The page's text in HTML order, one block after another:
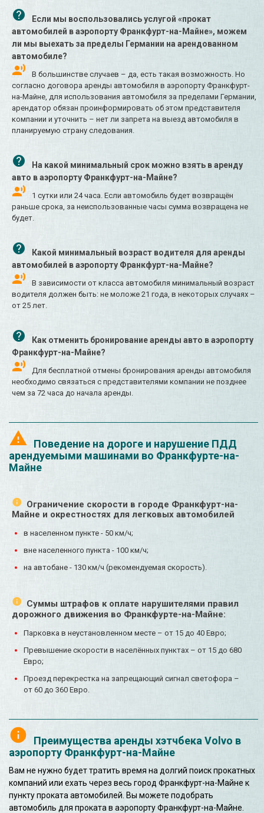
Если мы воспользовались услугой «прокат
автомобилей в аэропорту Франкфурт-на-Майне», можем
ли мы выехать за пределы Германии на арендованном
автомобиле?
В большинстве случаев – да, есть такая возможность. Но
согласно договора аренды автомобиля в аэропорту Франкфурт-
на-Майне, для использования автомобиля за пределами Германии,
арендатор обязан проинформировать об этом представителя
компании и уточнить – нет ли запрета на выезд автомобиля в
планируемую страну следования.
На какой минимальный срок можно взять в аренду
авто в аэропорту Франкфурт-на-Майне?
1 сутки или 24 часа. Если автомобиль будет возвращён
раньше срока, за неиспользованные часы сумма возвращена не
будет.
Какой минимальный возраст водителя для аренды
автомобилей в аэропорту Франкфурт-на-Майне?
В зависимости от класса автомобиля минимальный возраст
водителя должен быть: не моложе 21 года, в некоторых случаях –
от 25 лет.
Как отменить бронирование аренды авто в аэропорту
Франкфурт-на-Майне?
Для бесплатной отмены бронирования аренды автомобиля
необходимо связаться с представителями компании не позднее
чем за 72 часа до начала аренды.
Поведение на дороге и нарушение ПДД
арендуемыми машинами во Франкфурте-на-
Майне
Ограничение скорости в городе Франкфурт-на-
Майне и окрестностях для легковых автомобилей
в населенном пункте - 50 км/ч;
вне населенного пункта - 100 км/ч;
на автобане - 130 км/ч (рекомендуемая скорость).
Суммы штрафов к оплате нарушителями правил
дорожного движения во Франкфурте-на-Майне:
Парковка в неустановленном месте – от 15 до 40 Евро;
Превышение скорости в населённых пунктах – от 15 до 680
Евро;
Проезд перекрестка на запрещающий сигнал светофора –
от 60 до 360 Евро.
Преимущества аренды хэтчбека Volvo в
аэропорту Франкфурт-на-Майне
Вам не нужно будет тратить время на долгий поиск прокатных
компаний или ехать через весь город Франкфурт-на-Майне к
пункту проката автомобилей. Вы можете подобрать
автомобиль для проката в аэропорту Франкфурт-на-Майне.